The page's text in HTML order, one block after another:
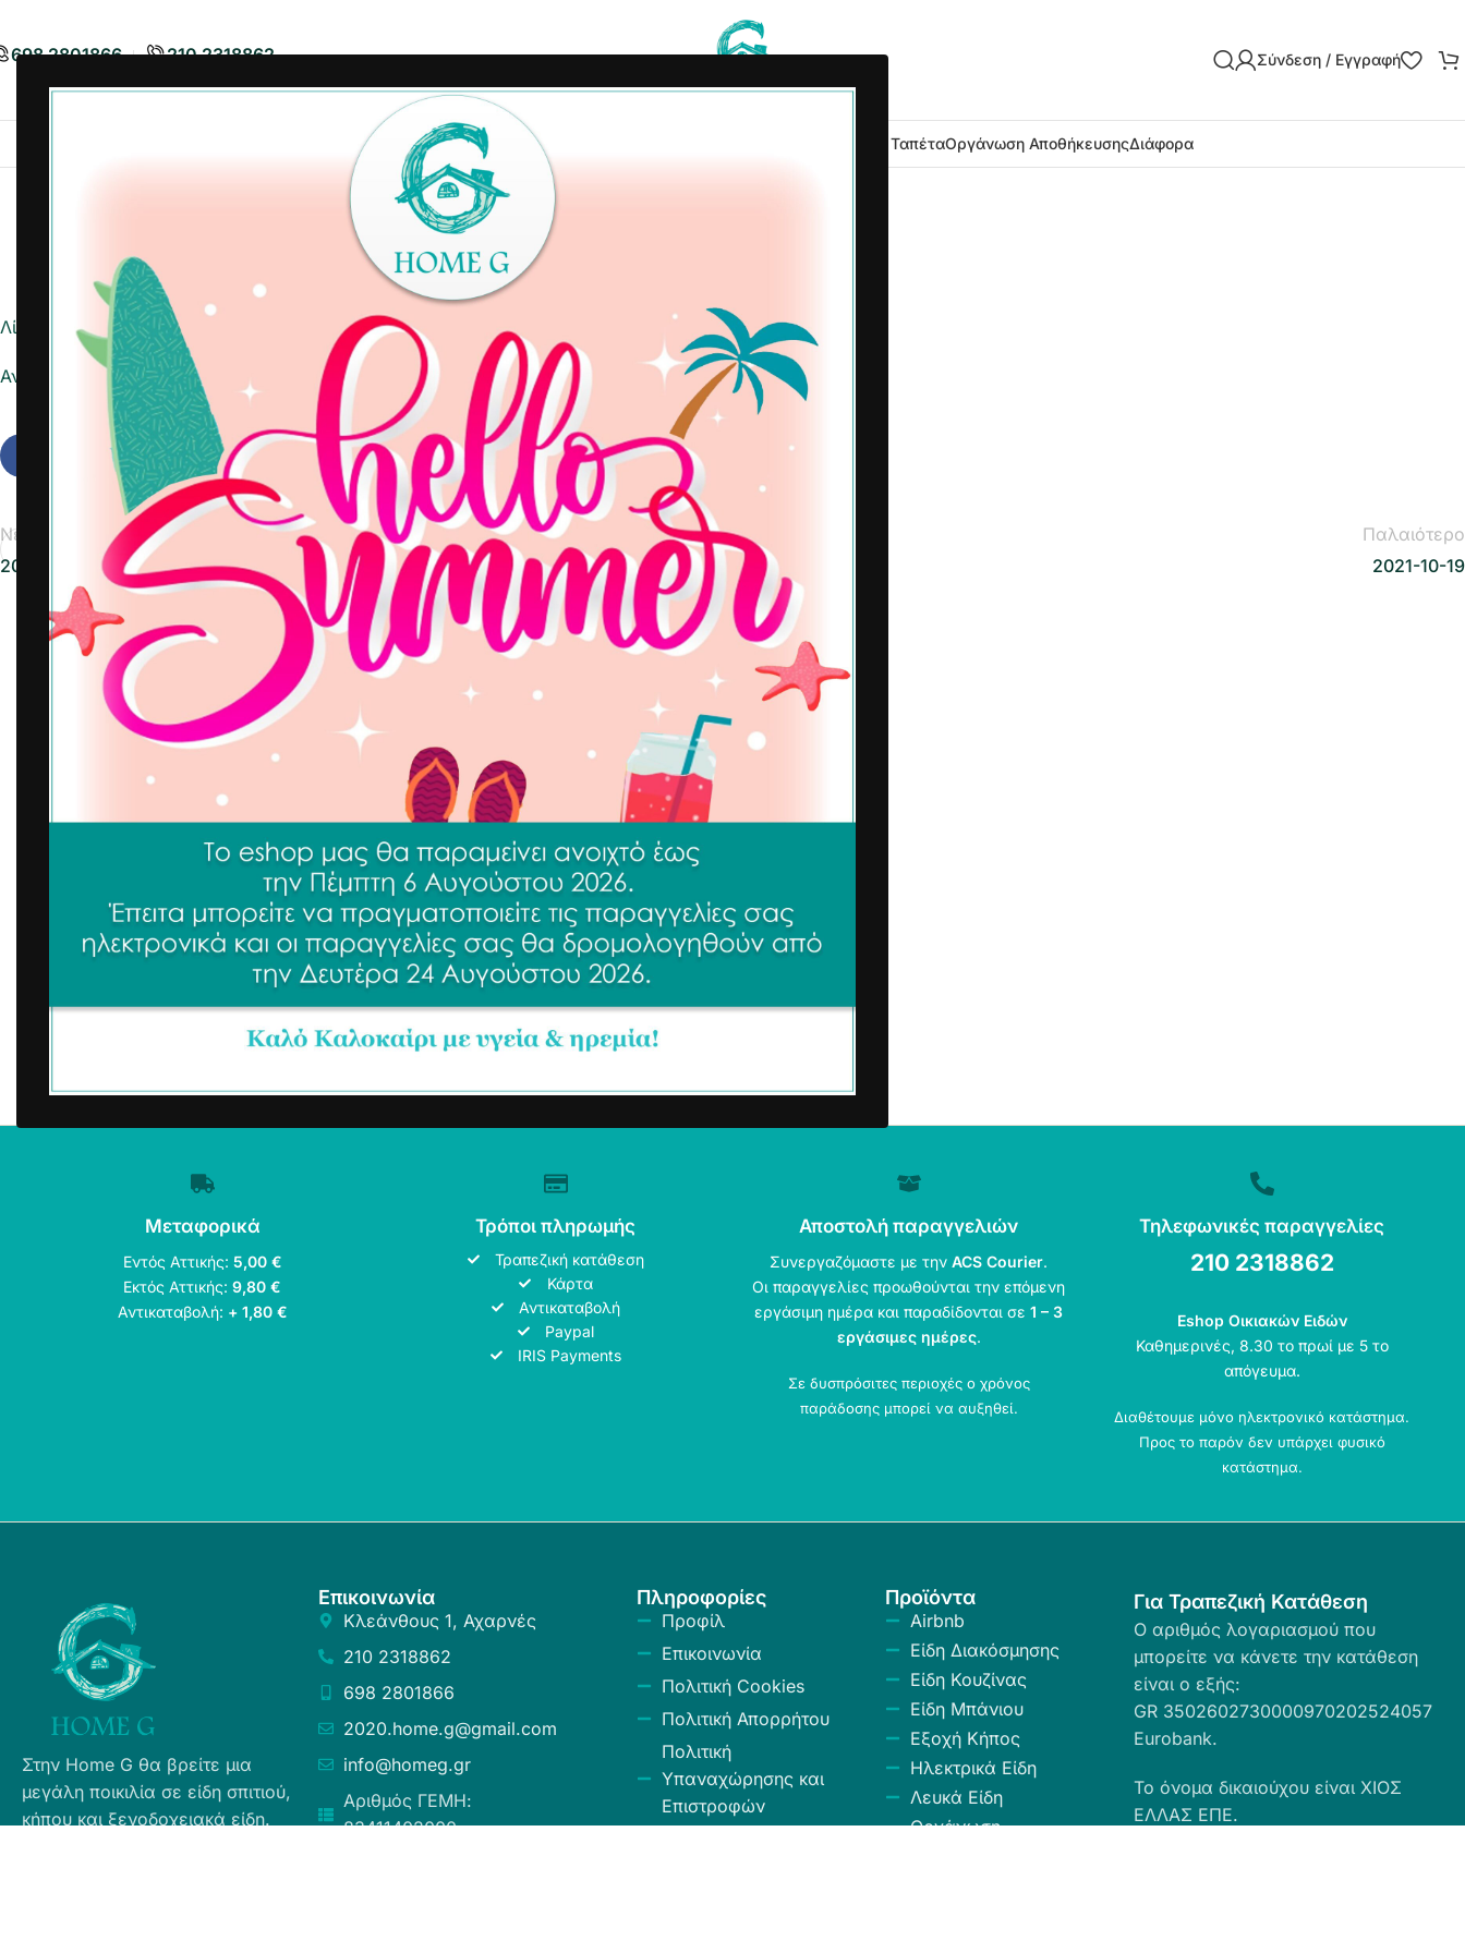
698 2801866 210 2318862 Σύνδεση / Εγγραφή
Είδη ΔιακόσμησηςΕίδη Κουζίνας Χαλιά – ΤαπέταΟργάνωση ΑποθήκευσηςΔιάφορα
Λίστα ημέρας
Αναφορά σε Excel
Νεότερα
2021-10-20
Παλαιότερο
2021-10-19
Μεταφορικά
Εντός Αττικής: 5,00 €
Εκτός Αττικής:9,80 €
Αντικαταβολή: + 1,80 €
Τρόποι πληρωμής
Τραπεζική κατάθεση
Κάρτα
Αντικαταβολή
Paypal
IRIS Payments
Αποστολή παραγγελιών
Συνεργαζόμαστε με τηνACS Courier.
Οι παραγγελίες προωθούνται την επόμενη
εργάσιμη ημέρα και παραδίδονται σε1 – 3
εργάσιμες ημέρες.
Σε δυσπρόσιτες περιοχές ο χρόνος
παράδοσης μπορεί να αυξηθεί.
Τηλεφωνικές παραγγελίες
210 2318862
Eshop Οικιακών Ειδών
Καθημερινές, 8.30 το πρωί με 5 το
απόγευμα.
Διαθέτουμε μόνο ηλεκτρονικό κατάστημα.
Προς το παρόν δεν υπάρχει φυσικό
κατάστημα.
Στην Home G θα βρείτε μια
μεγάλη ποικιλία σε είδη σπιτιού,
κήπου και ξενοδοχειακά είδη.
Επικοινωνία
Κλεάνθους 1, Αχαρνές
210 2318862
698 2801866
2020.home.g@gmail.com
info@homeg.gr
Αριθμός ΓΕΜΗ:
83411402000
Πληροφορίες
Προφίλ
Επικοινωνία
Πολιτική Cookies
Πολιτική Απορρήτου
Πολιτική
Υπαναχώρησης και
Επιστροφών
Προϊόντα
Airbnb
Είδη Διακόσμησης
Είδη Κουζίνας
Είδη Μπάνιου
Εξοχή Κήπος
Ηλεκτρικά Είδη
Λευκά Είδη
Οργάνωση
Για Τραπεζική Κατάθεση
Ο αριθμός λογαριασμού που
μπορείτε να κάνετε την κατάθεση
είναι ο εξής:
GR 3502602730000970202524057
Eurobank.
Το όνομα δικαιούχου είναι ΧΙΟΣ
ΕΛΛΑΣ ΕΠΕ.